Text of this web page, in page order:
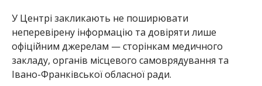
У Центрі закликають не поширювати
неперевірену інформацію та довіряти лише
офіційним джерелам — сторінкам медичного
закладу, органів місцевого самоврядування та
Івано-Франківської обласної ради.